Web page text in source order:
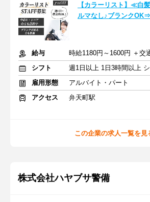
【カラーリスト】≪白
ルマなし♪ブランク
給与
時給1180円～1600円 ＋交
シフト
雇用形態
アルバイト・パート
アクセス
弁天町駅
この企業の求人一覧を見
株式会社ハヤブサ警備